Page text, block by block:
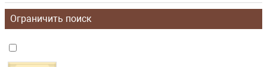
Ограничить поиск